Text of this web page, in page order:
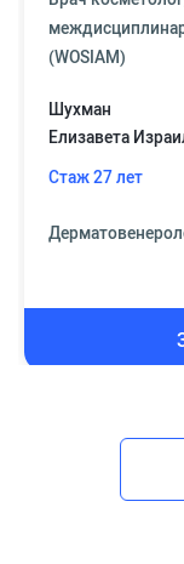
(WOSIAM)
Шухман
Елизавета
Стаж 27 лет